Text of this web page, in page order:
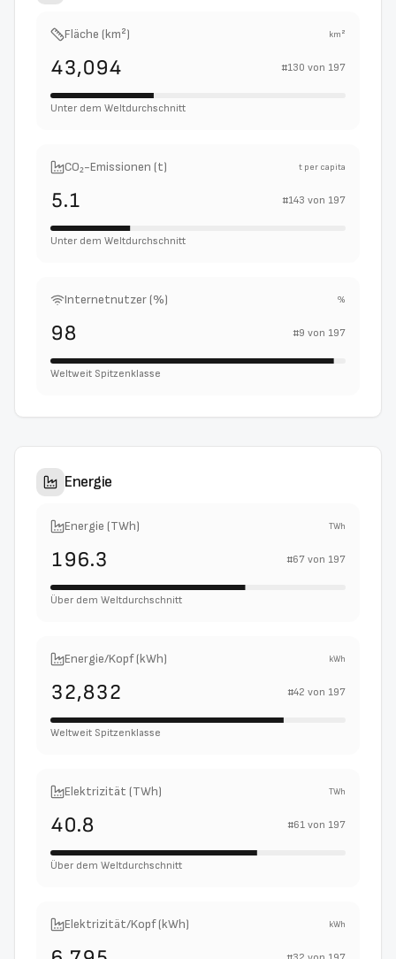
Fläche (km²) km²
43,094 #130 von 197
Unter dem Weltdurchschnitt
CO₂-Emissionen (t) t per capita
5.1 #143 von 197
Unter dem Weltdurchschnitt
Internetnutzer (%) %
98 #9 von 197
Weltweit Spitzenklasse
Energie
Energie (TWh) TWh
196.3 #67 von 197
Über dem Weltdurchschnitt
Energie/Kopf (kWh) kWh
32,832 #42 von 197
Weltweit Spitzenklasse
Elektrizität (TWh) TWh
40.8 #61 von 197
Über dem Weltdurchschnitt
Elektrizität/Kopf (kWh) kWh